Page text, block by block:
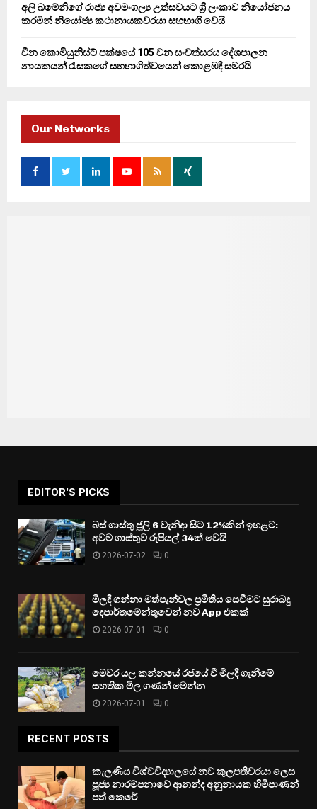
අලි ඛමේනිගේ රාජ්‍ය අවමංගල්‍ය උත්සවයට ශ්‍රී ලංකාව නියෝජනය
කරමින් නියෝජ්‍ය කථානායකවරයා සහභාගි වෙයි
චීන කොමියුනිස්ට් පක්ෂයේ 105 වන සංවත්සරය දේශපාලන
නායකයන් රැසකගේ සහභාගිත්වයෙන් කොළඹදී සමරයි
Our Networks
EDITOR'S PICKS
බස් ගාස්තු ජූලි 6 වැනිදා සිට 12%කින් ඉහළට:
අවම ගාස්තුව රුපියල් 34ක් වෙයි
2026-07-02 0
මිලදී ගන්නා මත්පැන්වල ප්‍රමිතිය සෙවීමට සුරාබදු
දෙපාර්තමේන්තුවෙන් නව App එකක්
2026-07-01 0
මෙවර යල කන්නයේ රජයේ වී මිලදී ගැනීමේ
සහතික මිල ගණන් මෙන්න
2026-07-01 0
RECENT POSTS
කැලණිය විශ්වවිද්‍යාලයේ නව කුලපතිවරයා ලෙස
පූජ්‍ය නාරම්පනාවේ ආනන්ද අනුනායක හිමිපාණන්
පත් කෙරේ